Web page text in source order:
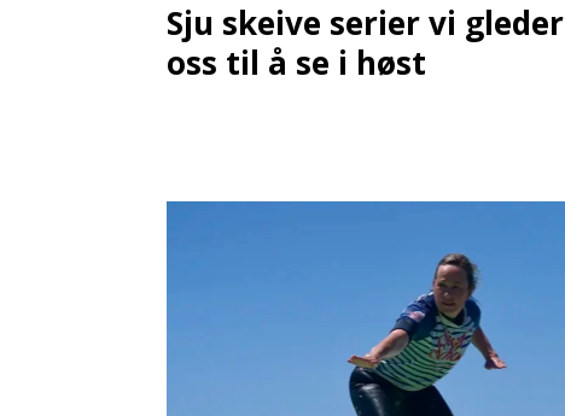
Sju skeive serier vi gleder
oss til å se i høst